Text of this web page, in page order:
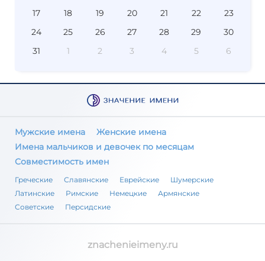
17
18 19 20 21 22
23
24
25 26 27 28 29
30
31
1 2 3 4 5 6
Мужские имена
Женские имена
Имена мальчиков и девочек по месяцам
Совместимость имен
Греческие Славянские Еврейские
Шумерские
Латинские
Римские Немецкие
Армянские
Советские
Персидские
znachenieimeny.ru